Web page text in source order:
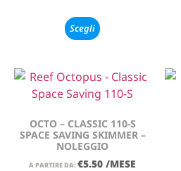
Scegli
OCTO – CLASSIC 110-S
SPACE SAVING SKIMMER –
NOLEGGIO
A PARTIRE DA: €5.50 /MESE